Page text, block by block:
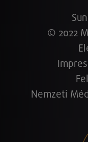
© 2022
Nemzeti